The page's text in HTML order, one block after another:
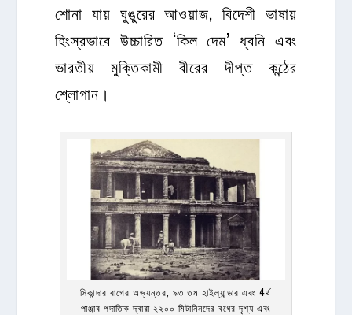
শোনা যায় ঘুঙুরের আওয়াজ, বিদেশী ভাষায়
হিংস্রভাবে উচ্চারিত ‘কিল দেম’ ধ্বনি এবং
ভারতীয় মুক্তিকামী বীরের দীপ্ত কন্ঠের
শ্লোগান।
সিকান্দার বাগের অভ্যন্তর, ৯৩ তম হাইল্যান্ডার এবং 4র্থ
পাঞ্জাব পদাতিক দ্বারা ২২০০ মিটানিনদের বধের দৃশ্য এবং